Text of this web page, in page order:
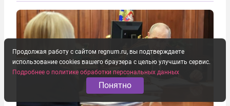
Продолжая работу с сайтом regnum.ru, вы подтверждаете
использование cookies вашего браузера с целью улучшить сервис.
Подробнее о политике обработки персональных данных
Понятно